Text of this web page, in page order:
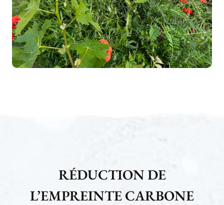
RÉDUCTION DE
L’EMPREINTE CARBONE